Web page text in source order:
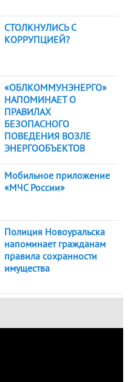
СТОЛКНУЛИСЬ С
КОРРУПЦИЕЙ?
«ОБЛКОММУНЭНЕРГО»
НАПОМИНАЕТ О
ПРАВИЛАХ
БЕЗОПАСНОГО
ПОВЕДЕНИЯ ВОЗЛЕ
ЭНЕРГООБЪЕКТОВ
Мобильное приложение
«МЧС России»
Полиция Новоуральска
напоминает гражданам
правила сохранности
имущества